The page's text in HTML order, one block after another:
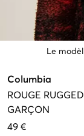
Le
Columbia
ROUGE
GARÇON
49 €